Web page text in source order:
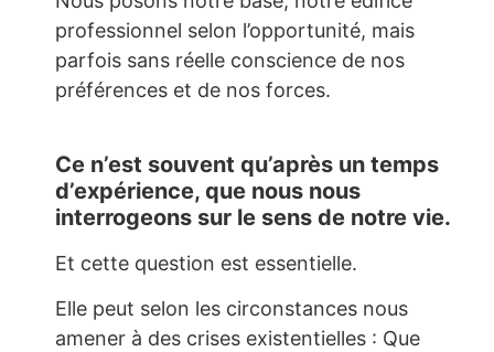
professionnel selon l’opportunité, mais
parfois sans réelle conscience de nos
préférences et de nos forces.
Ce n’est souvent qu’après un temps
d’expérience, que nous nous
interrogeons sur le sens de notre vie.
Et cette question est essentielle.
Elle peut selon les circonstances nous
amener à des crises existentielles : Que